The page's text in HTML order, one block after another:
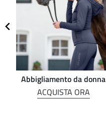
Abbigliamento da donna
ACQUISTA ORA